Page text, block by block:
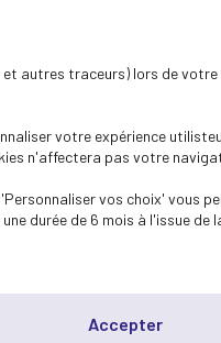
autres traceurs) lors de
votre expérience
n'affectera pas votre
vos choix' vous
durée de 6 mois à l'issue de
Accepter